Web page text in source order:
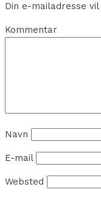
Din e-mailadresse
Kommentar
Navn
E-mail
Websted